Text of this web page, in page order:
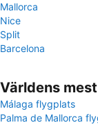
Mallorca
Nice
Split
Barcelona
Världens
Málaga flygplats
Palma de Mallorca